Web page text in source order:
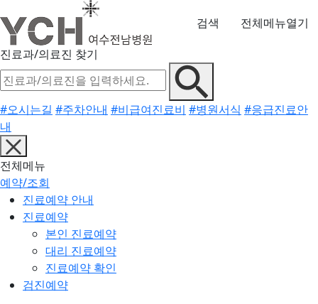
검색
전체메뉴열기
진료과/의료진 찾기
#오시는길 #주차안내 #비급여진료비 #병원서식 #응급진료안
내
전체메뉴
예약/조회
진료예약 안내
진료예약
본인 진료예약
대리 진료예약
진료예약 확인
검진예약